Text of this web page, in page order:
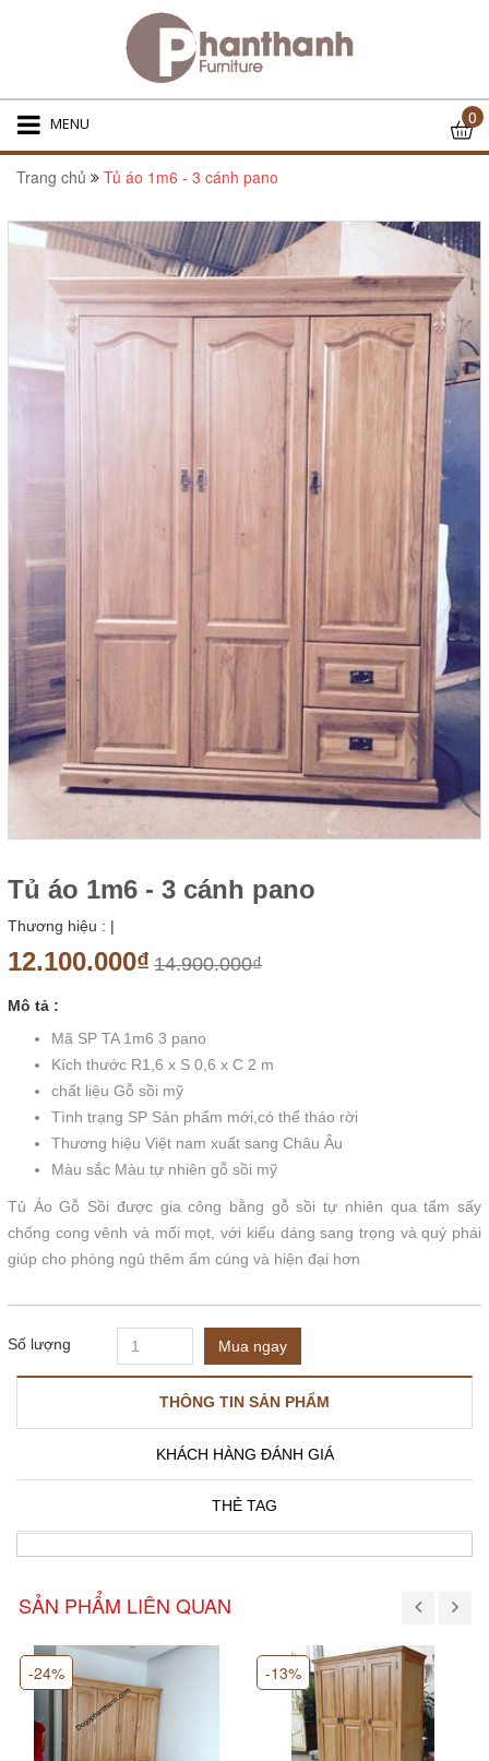
MENU 0
Trang chủ Tủ áo 1m6 - 3 cánh pano
Tủ áo 1m6 - 3 cánh pano
Thương hiệu : |
12.100.000₫ 14.900.000₫
Mô tả :
Mã SP TA 1m6 3 pano
Kích thước R1,6 x S 0,6 x C 2 m
chất liệu Gỗ sồi mỹ
Tình trạng SP Sản phẩm mới,có thể tháo rời
Thương hiệu Việt nam xuất sang Châu Âu
Màu sắc Màu tự nhiên gỗ sồi mỹ
Tủ Áo Gỗ Sồi được gia công bằng gỗ sồi tự nhiên qua tẩm sấy
chống cong vênh và mối mọt, với kiểu dáng sang trọng và quý phái
giúp cho phòng ngủ thêm ấm cúng và hiện đại hơn
Số lượng Mua ngay
THÔNG TIN SẢN PHẨM
KHÁCH HÀNG ĐÁNH GIÁ
THẺ TAG
SẢN PHẨM LIÊN QUAN
-24% -13%